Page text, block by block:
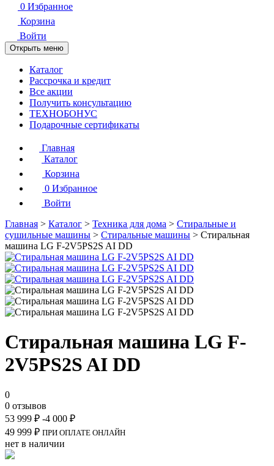
0 Избранное
Корзина
Войти
Открыть меню
Каталог
Рассрочка и кредит
Все акции
Получить консультацию
ТЕХНОБОНУС
Подарочные сертификаты
Главная
Каталог
Корзина
0 Избранное
Войти
Главная > Каталог > Техника для дома > Стиральные и
сушильные машины > Стиральные машины > Стиральная
машина LG F-2V5PS2S AI DD
Стиральная машина LG F-
2V5PS2S AI DD
0
0 отзывов
53 999 ₽ -4 000 ₽
49 999 ₽ ПРИ ОПЛАТЕ ОНЛАЙН
нет в наличии